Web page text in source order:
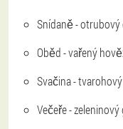
Snídaně -
Oběd - vařený
Svačina -
Večeře -